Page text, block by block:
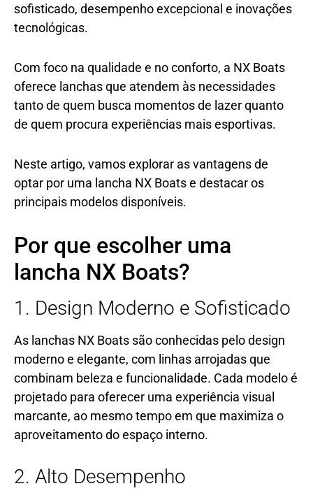
sofisticado, desempenho excepcional e inovações
tecnológicas.
Com foco na qualidade e no conforto, a NX Boats
oferece lanchas que atendem às necessidades
tanto de quem busca momentos de lazer quanto
de quem procura experiências mais esportivas.
Neste artigo, vamos explorar as vantagens de
optar por uma lancha NX Boats e destacar os
principais modelos disponíveis.
Por que escolher uma
lancha NX Boats?
1. Design Moderno e Sofisticado
As lanchas NX Boats são conhecidas pelo design
moderno e elegante, com linhas arrojadas que
combinam beleza e funcionalidade. Cada modelo é
projetado para oferecer uma experiência visual
marcante, ao mesmo tempo em que maximiza o
aproveitamento do espaço interno.
2. Alto Desempenho